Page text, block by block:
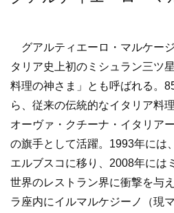
グアルティエーロ・マルケー
タリア史上初のミシュラン三ツ
料理の神さま」とも呼ばれる。
ら、従来の伝統的なイタリア料
オーヴァ・クチーナ・イタリア
の旗手として活躍。1993年には
エルブスコに移り、2008年には
世界のレストラン界に衝撃を与
ラ座内にイルマルケジーノ（現